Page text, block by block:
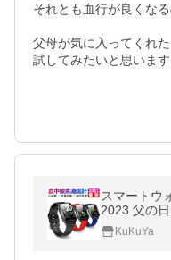
それとも血行が良くな
父母が気に入ってくれ
試してみたいと思います
スマートウ
2023 父の
拍 LINE対
KuKuYa